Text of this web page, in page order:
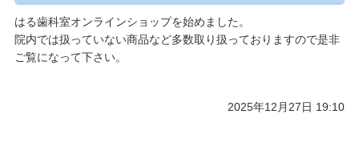
設備紹介
予約
はる歯科室オンラインショップを始めました。
院内では扱っていない商品など多数取り扱っておりますので是非
ご覧になって下さい。
2025年12月27日 19:10